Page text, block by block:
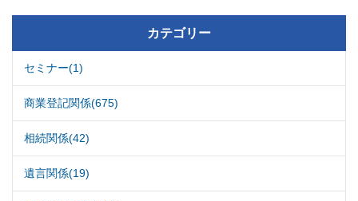
カテゴリー
セミナー(1)
商業登記関係(675)
相続関係(42)
遺言関係(19)